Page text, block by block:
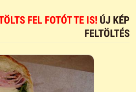
FEL FOTÓT TE IS! ÚJ KÉP
FELTÖLTÉS